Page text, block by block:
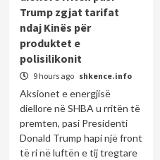
Trump zgjat tarifat
ndaj Kinës për
produktet e
polisilikonit
9 hours ago shkence.info
Aksionet e energjisë
diellore në SHBA u rritën të
premten, pasi Presidenti
Donald Trump hapi një front
të ri në luftën e tij tregtare